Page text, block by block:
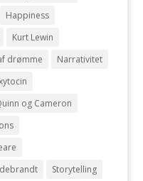
Happiness
Kurt Lewin
drømme
Narrativitet
og Cameron
Storytelling